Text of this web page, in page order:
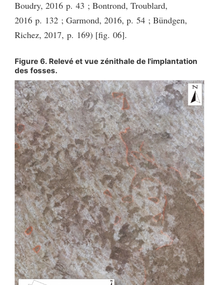
Boudry, 2016 p. 43 ; Bontrond, Troublard,
2016 p. 132 ; Garmond, 2016, p. 54 ; Bündgen,
Richez, 2017, p. 169) [fig. 06].
Figure 6. Relevé et vue zénithale de l'implantation
des fosses.